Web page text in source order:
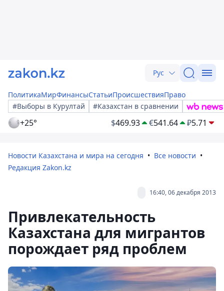
Рус
ПолитикаМирФинансыСтатьиПроисшествияПраво
#Выборы в Курултай
#Казахстан в сравнении
+25° $469.93 €541.64 ₽5.71
Новости Казахстана и мира на сегодня
Все новости
Редакция Zakon.kz
16:40, 06 декабря 2013
Привлекательность
Казахстана для мигрантов
порождает ряд проблем